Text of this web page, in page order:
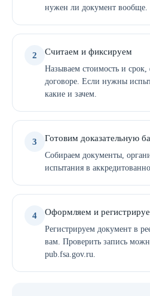
нужен ли документ вообще.
2 Считаем и фиксируем
Называем стоимость и
договоре. Если нужны
какие и зачем.
3 Готовим доказательную
Собираем документы,
испытания в
4 Оформляем и
Регистрируем документ в
вам. Проверить запись
pub.fsa.gov.ru.